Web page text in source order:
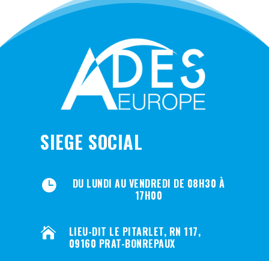
SIEGE SOCIAL

DU LUNDI AU VENDREDI DE 08H30 À
17H00

LIEU-DIT LE PITARLET, RN 117,
09160 PRAT-BONREPAUX